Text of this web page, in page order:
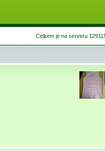
Celkem je na serveru